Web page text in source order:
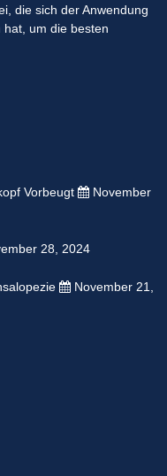
die sich der Anwendung
um die besten
Vorbeugt
November
28, 2024
November 21,